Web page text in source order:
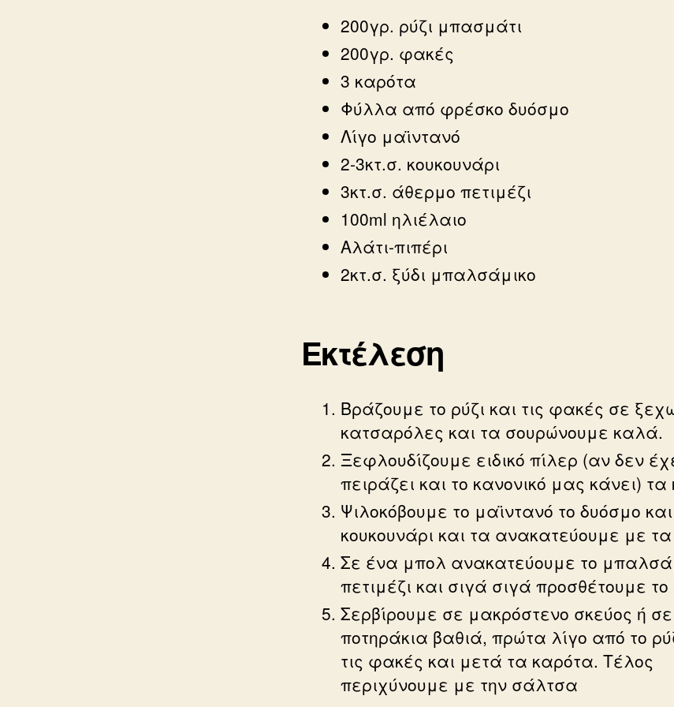
200γρ. ρύζι μπασμάτι
200γρ. φακές
3 καρότα
Φύλλα από φρέσκο δυόσμο
Λίγο μαϊντανό
2-3κτ.σ. κουκουνάρι
3κτ.σ. άθερμο πετιμέζι
100ml ηλιέλαιο
Αλάτι-πιπέρι
2κτ.σ. ξύδι μπαλσάμικο
Εκτέλεση
Βράζουμε το ρύζι και τις φακές σε
κατσαρόλες και τα σουρώνουμε καλά.
Ξεφλουδίζουμε ειδικό πίλερ (αν δεν
πειράζει και το κανονικό μας κάνει)
Ψιλοκόβουμε το μαϊντανό το δυόσμο
κουκουνάρι και τα ανακατεύουμε με
Σε ένα μπολ ανακατεύουμε το
πετιμέζι και σιγά σιγά προσθέτουμε το
Σερβίρουμε σε μακρόστενο σκεύος ή σε
ποτηράκια βαθιά, πρώτα λίγο από το
τις φακές και μετά τα καρότα. Τέλος
περιχύνουμε με την σάλτσα